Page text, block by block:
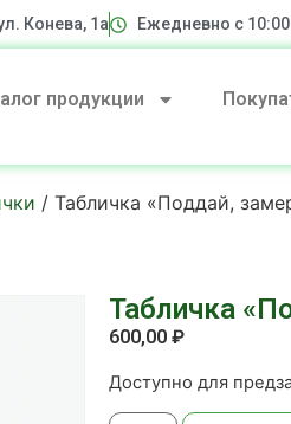
Конева, 1а Ежедневно с
продукции
/ Табличка «Поддай,
Табличка
600,00 ₽
Доступно для